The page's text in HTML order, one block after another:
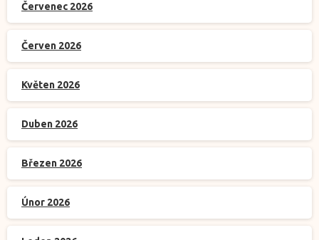
Červenec 2026
Červen 2026
Květen 2026
Duben 2026
Březen 2026
Únor 2026